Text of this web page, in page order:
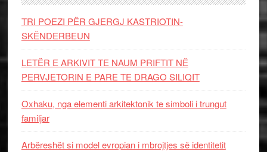
TRI POEZI PËR GJERGJ KASTRIOTIN-
SKËNDERBEUN
LETËR E ARKIVIT TE NAUM PRIFTIT NË
PERVJETORIN E PARE TE DRAGO SILIQIT
Oxhaku, nga elementi arkitektonik te simboli i trungut
familjar
Arbëreshët si model evropian i mbrojtjes së identitetit